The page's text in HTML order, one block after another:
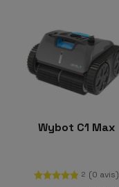
Wybot C1 Max
2 (0 avis)